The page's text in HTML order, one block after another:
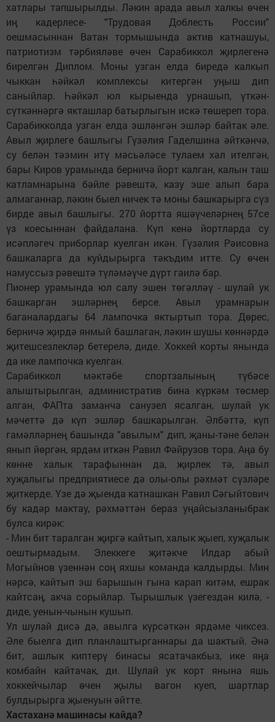
хатлары тапшырылды. Ләкин арада авыл халкы өчен
иң кадерлесе- "Трудовая Доблесть России"
оешмасыннан Ватан тормышында актив катнашуы,
патриотизм тәрбияләве өчен Сарабиккол җирлегенә
бирелгән Диплом. Моны узган елда биредә калкып
чыккан һәйкәл комплексы китергән уңыш дип
саныйлар. Һәйкәл юл кырыенда урнашып, үткән-
сүткәннәргә якташлар батырлыгын искә төшереп тора.
Сарабикколда узган елда эшләнгән эшләр байтак әле.
Авыл җирлеге башлыгы Гүзәлия Гаделшина әйткәнчә,
су белән тәэмин итү мәсьәләсе тулаем хәл ителгән,
бары Киров урамында берничә йорт калган, калын таш
катламнарына бәйле рәвештә, казу эше алып бара
алмаганнар, ләкин быел ничек тә моны башкарырга сүз
бирде авыл башлыгы. 270 йортта яшәүчеләрнең 57се
үз коесыннан файдалана. Күп кенә йортларда су
исәпләгеч приборлар куелган икән. Гүзәлия Рәисовна
башкаларга да куйдырырга тәкъдим итте. Су өчен
намуссыз рәвештә түләмәүче дүрт гаилә бар.
Пионер урамында юл салу эшен төгәлләү - шулай ук
башкарган эшләрнең берсе. Авыл урамнарын
баганалардагы 64 лампочка яктыртып тора. Дөрес,
берничә җирдә янмый башлаган, ләкин шушы көннәрдә
җитешсезлекләр бетерелә, диде. Хоккей корты янында
да ике лампочка куелган.
Сарабиккол мәктәбе спортзалының түбәсе
алыштырылган, административ бина күркәм төсмер
алган, ФАПта заманча санузел ясалган, шулай ук
мәчеттә дә күп эшләр башкарылган. Әлбәттә, күп
гамәлләрнең башында "авылым" дип, җаны-тәне белән
янып йөргән, ярдәм иткән Равил Фәйрузов тора. Аңа бу
көнне халык тарафыннан да, җирлек тә, авыл
хуҗалыгы предприятиесе дә олы-олы рәхмәт сүзләре
җиткерде. Үзе дә җыенда катнашкан Равил Сәгыйтович
бу кадәр мактау, рәхмәттән бераз уңайсызланыбрак
булса кирәк:
- Мин бит таралган җиргә кайтып, халык җыеп, хуҗалык
оештырмадым. Элеккеге җитәкче Илдар абый
Могыйнов үзеннән соң яхшы команда калдырды. Мин
нәрсә, кайтып эш барышын гына карап китәм, ешрак
кайтсаң, акча сорыйлар. Тырышлык үзегездән килә, -
диде, уенын-чынын кушып.
Ул шулай дисә дә, авылга күрсәткән ярдәме чиксез.
Әле быелга дип планлаштырганнары да шактый. Әнә
бит, ашлык киптерү бинасы ясатачакбыз, ике яңа
комбайн кайтачак, ди. Шулай ук корт янына яшь
хоккейчылар өчен җылы вагон куеп, шартлар
булдырырга җыенуын әйтте.
Хастаханә машинасы кайда?